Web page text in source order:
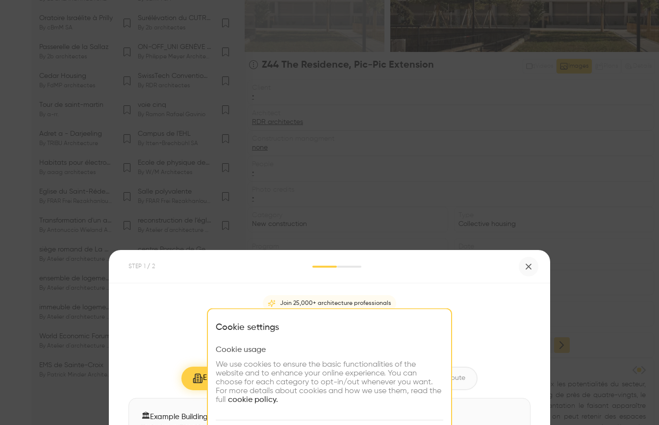
Oratoire Israélite à Prilly
By cBmM SA
Surélévation du CUTR-CHUV
By 2b architectes
Passerelle de la Sallaz
By 2b architectes
ON-OFF_UNI GENÈVE Faculté de Psychologie
By Philippe Meyer Architecte
Cedar Housing
By FdMP architectes
SwissTech Convention Center
By RDR architectes
Tour de saint-martin
By a-rr.
voie cinq
By Ramon Rafael Gavinio
Adret a - Darjeeling
By TRIBU Architecture
Campus de l'EHL
By Itten+Brechbühl SA
Habitats pour électrosensibles (ES)
By aaag architectes
Ecole de physique des Houches
By W/M Architectes
Eglise du Saint-Rédempteur
By FRAR Frei Rezakhanlou SA
Salle polyvalente
By FRAR Frei Rezakhanlou SA
Transformation d'un appartement dans les vignes
By Antonuccio Wieland Architectes Sàrl
reconstruction de l’église du Lignon
By Atelier d'architecture Jacques Bugna SA
siège romand de La Mobilière
By Atelier d'architecture Jacques Bugna SA
centre Porsche de Genève
ensemble de logements HBM - HM - LGZD - PPE «Rieu-Malagnou»
By Atelier d'architecture Jacques Bugna SA
immeuble de logements HBM «Les Genêts»
By Atelier d'architecture Jacques Bugna SA
World Economic Forum
By Atelier d'architecture Jacques Bugna SA
EMS de Sainte-Croix
By Patrick Minder Architectes Sàrl
Complexe scolaire de Vigner
Patrick Minder Architectes Sàrl
Images
Z44 The Residence, Pic-Pic Extension
•
RDR architectes
none
•
•
New construction
Collective housing
Structure
•
•
Offrir davantage. Les réponses architecturales du concours permettent d’exploiter au mieux les potentialités du secteur,
sans dénaturer les qualités paysagères existantes. Large d’une quinzaine de mètres et long de près de quatre-vingts, le
bâtiment projeté affiche sans complexe un gabarit de dix niveaux habitables, son implantation le faisant apparaître
comme une réelle extension de l’ancienne usine Pic-Pic. Des cinq typologies différentes, on peut retenir des espaces
STEP / 2
Join 25,000+ architecture professionals
What brings you here?
Choose your primary interest to personalize your experience
Explore Buildings Find Firms Meet Talents Contribute
🏛 Example Buildings
Cookie settings
Cookie usage
We use cookies to ensure the basic functionalities of the
website and to enhance your online experience. You can
choose for each category to opt-in/out whenever you want.
For more details about cookies and how we use them, read the
full
cookie policy.